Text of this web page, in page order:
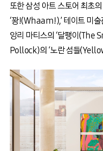
또한 삼성 아트 스토어 최초
‘꽝!(Whaam!),’ 테이트 미술
앙리 마티스의 ‘달팽이(The
Pollock)의 ‘노란 섬들